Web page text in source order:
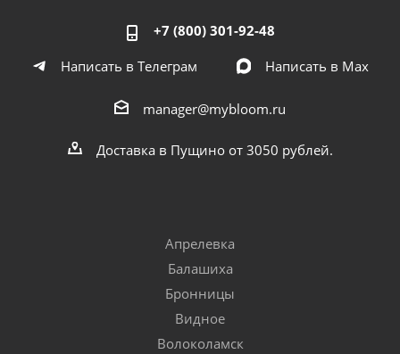
+7 (800) 301-92-48
Написать в Телеграм
Написать в Мах
manager@mybloom.ru
Доставка в Пущино от 3050 рублей.
Апрелевка
Балашиха
Бронницы
Видное
Волоколамск